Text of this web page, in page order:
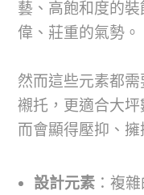
藝、高飽和度的
偉、莊重的氣勢。
然而這些元素都
襯托，更適合大
而會顯得壓抑、擁
設計元素 ：複